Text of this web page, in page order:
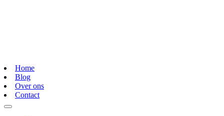
Home
Blog
Over ons
Contact